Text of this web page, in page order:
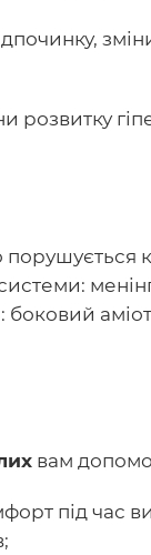
розвитку
вам
під час